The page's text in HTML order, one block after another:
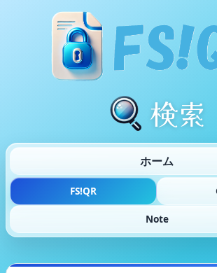
検索
ホーム
FS!QR
Note